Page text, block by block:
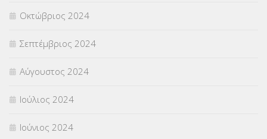
Οκτώβριος 2024
Σεπτέμβριος 2024
Αύγουστος 2024
Ιούλιος 2024
Ιούνιος 2024